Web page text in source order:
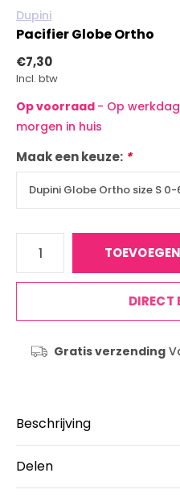
Dupini
Pacifier Globe Ortho
€7,30
Incl. btw
Op voorraad - Op
morgen in huis
Maak een keuze: *
DIRECT
Gratis verzending
Beschrijving
Delen